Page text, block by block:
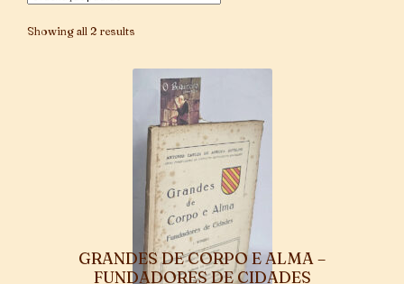
Showing all 2 results
GRANDES DE CORPO E ALMA –
FUNDADORES DE CIDADES